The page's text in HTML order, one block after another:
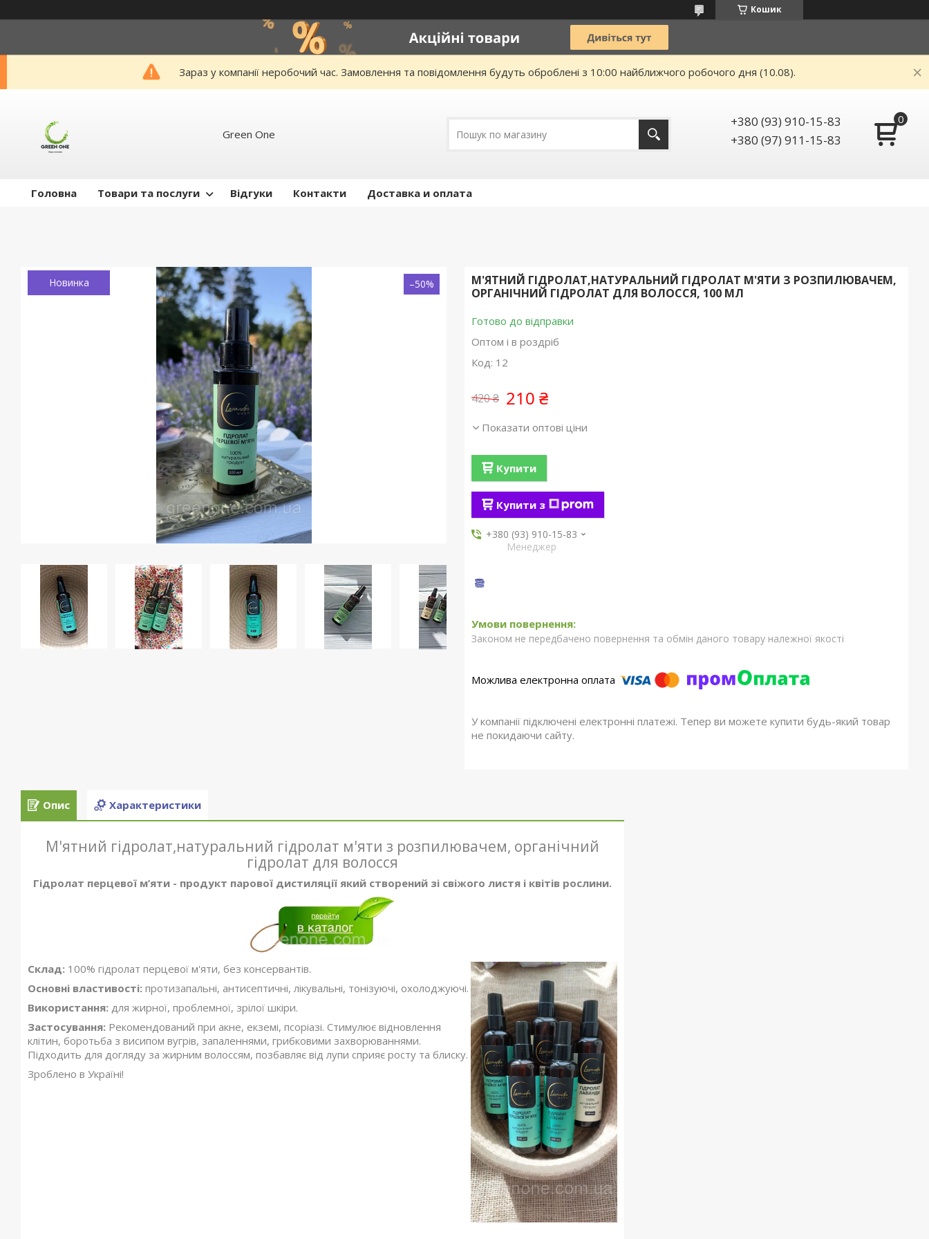
Кошик
Зараз у компанії неробочий час. Замовлення та повідомлення будуть оброблені з 10:00 найближчого робочого дня (10.08).
Green One
+380 (93) 910-15-83
+380 (97) 911-15-83
Головна Товари та послуги Відгуки Контакти Доставка и оплата
Новинка –50%
М'ЯТНИЙ ГІДРОЛАТ,НАТУРАЛЬНИЙ ГІДРОЛАТ М'ЯТИ З РОЗПИЛЮВАЧЕМ,
ОРГАНІЧНИЙ ГІДРОЛАТ ДЛЯ ВОЛОССЯ, 100 МЛ
Готово до відправки
Оптом і в роздріб
Код: 12
420 ₴ 210 ₴
Показати оптові ціни
Купити
Купити з
+380 (93) 910-15-83
Менеджер
Законом не передбачено повернення та обмін даного товару належної якості
У компанії підключені електронні платежі. Тепер ви можете купити будь-який товар
не покидаючи сайту.
Опис Характеристики
М'ятний гідролат,натуральний гідролат м'яти з розпилювачем, органічний
гідролат для волосся
Гідролат перцевої м’яти - продукт парової дистиляції який створений зі свіжого листя і квітів рослини.
Склад: 100% гідролат перцевої м'яти, без консервантів.
Основні властивості: протизапальні, антисептичні, лікувальні, тонізуючі, охолоджуючі.
Використання: для жирної, проблемної, зрілої шкіри.
Застосування: Рекомендований при акне, екземі, псоріазі. Стимулює відновлення
клітин, боротьба з висипом вугрів, запаленнями, грибковими захворюваннями.
Підходить для догляду за жирним волоссям, позбавляє від лупи сприяє росту та блиску.
Зроблено в Україні!